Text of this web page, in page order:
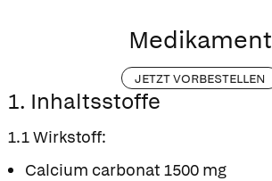
Medikament
JETZT VORBESTELLEN
1. Inhaltsstoffe
1.1 Wirkstoff:
Calcium carbonat 1500 mg